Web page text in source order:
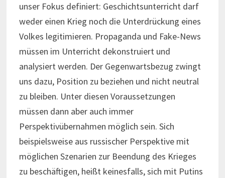
unser Fokus definiert: Geschichtsunterricht darf
weder einen Krieg noch die Unterdrückung eines
Volkes legitimieren. Propaganda und Fake-News
müssen im Unterricht dekonstruiert und
analysiert werden. Der Gegenwartsbezug zwingt
uns dazu, Position zu beziehen und nicht neutral
zu bleiben. Unter diesen Voraussetzungen
müssen dann aber auch immer
Perspektivübernahmen möglich sein. Sich
beispielsweise aus russischer Perspektive mit
möglichen Szenarien zur Beendung des Krieges
zu beschäftigen, heißt keinesfalls, sich mit Putins